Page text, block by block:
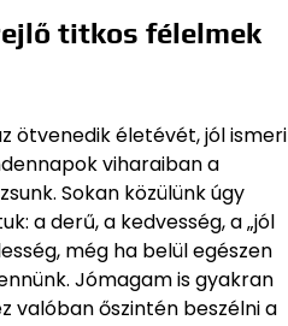
titkos félelmek
ötvenedik életévét, jól ismeri
viharaiban a
Sokan közülünk úgy
a derű, a kedvesség, a „jól
még ha belül egészen
Jómagam is gyakran
valóban őszintén beszélni a